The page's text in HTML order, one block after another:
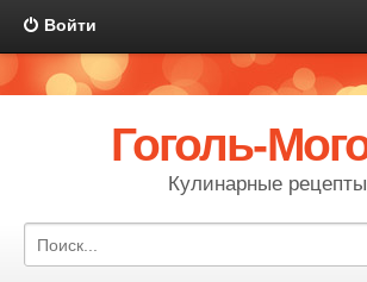
Войти
Гоголь-
Кулинарные рецепты